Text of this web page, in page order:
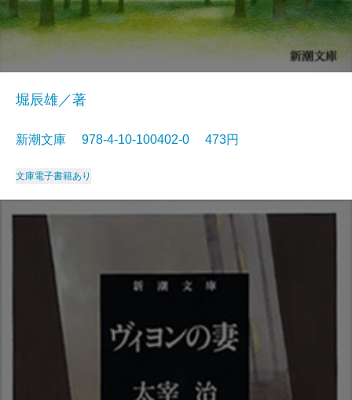
堀辰雄／著
新潮文庫 978-4-10-100402-0 473円
文庫電子書籍あり